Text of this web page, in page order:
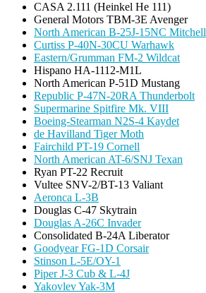
CASA 2.111 (Heinkel He 111)
General Motors TBM-3E Avenger
North American B-25J-15NC Mitchell
Curtiss P-40N-30CU Warhawk
Eastern/Grumman FM-2 Wildcat
Hispano HA-1112-M1L
North American P-51D Mustang
Republic P-47N-20RA Thunderbolt
Supermarine Spitfire Mk. VIII
Boeing-Stearman N2S-4 Kaydet
de Havilland Tiger Moth
Fairchild PT-19 Cornell
North American AT-6/SNJ Texan
Ryan PT-22 Recruit
Vultee SNV-2/BT-13 Valiant
Aeronca L-3B
Douglas C-47 Skytrain
Douglas A-26C Invader
Consolidated B-24A Liberator
Goodyear FG-1D Corsair
Stinson L-5E/OY-1
Piper J-3 Cub & L-4J
Yakovlev Yak-3M